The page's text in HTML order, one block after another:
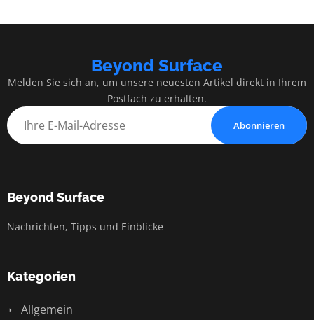
Beyond Surface
Melden Sie sich an, um unsere neuesten Artikel direkt in Ihrem
Postfach zu erhalten.
Abonnieren
Beyond Surface
Nachrichten, Tipps und Einblicke
Kategorien
Allgemein